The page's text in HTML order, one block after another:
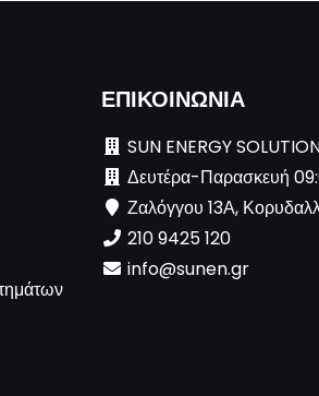
ΕΠΙΚΟΙΝΩΝΙΑ
SUN ENERGY
Δευτέρα-Παρασκευή
Ζαλόγγου 13Α,
210 9425 120
info@sunen.gr